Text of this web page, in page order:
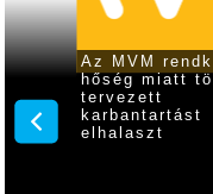
én
Az MVM
hőség miatt
tervezett
karbantartást
elhalaszt